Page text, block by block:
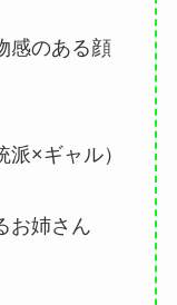
感のある顔
派×ギャル）
お姉さん